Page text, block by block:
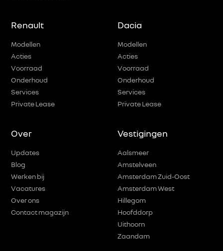
Renault
Modellen
Acties
Voorraad
Onderhoud
Services
Private Lease
Dacia
Modellen
Acties
Voorraad
Onderhoud
Services
Private Lease
Over
Updates
Blog
Werken bij
Vacatures
Over ons
Contact magazijn
Vestigingen
Aalsmeer
Amstelveen
Amsterdam Zuid-Oost
Amsterdam West
Hillegom
Hoofddorp
Uithoorn
Zaandam